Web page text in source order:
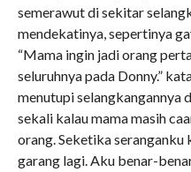
semerawut di sekitar
mendekatinya, sepertinya
“Mama ingin jadi orang
seluruhnya pada Donny.”
menutupi selangkangannya
sekali kalau mama masih
orang. Seketika
garang lagi. Aku benar-